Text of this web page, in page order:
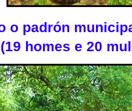
padrón
homes e 20